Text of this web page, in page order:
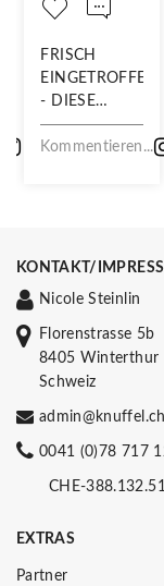
FRISCH
EINGETROFFEN
- DIESE
NEUHEITEN
WILLST DU
Kommentieren...
KONTAKT/
Nicole Steinlin
Florenstrasse 5b
8405 Winterthur
Schweiz
admin@knuffel.ch
0041 (0)78 717
CHE-
EXTRAS
Partner